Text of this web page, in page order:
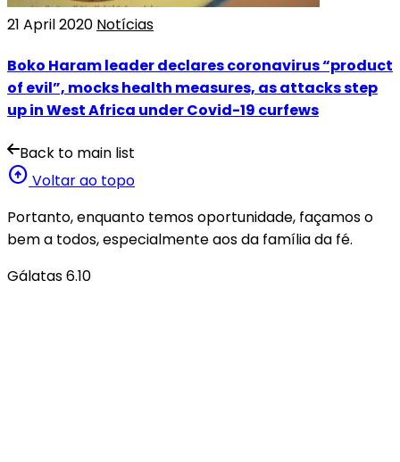
21 April 2020 Notícias
Boko Haram leader declares coronavirus “product
of evil”, mocks health measures, as attacks step
up in West Africa under Covid-19 curfews
Back to main list
arrow_circle_up Voltar ao topo
Portanto, enquanto temos oportunidade, façamos o
bem a todos, especialmente aos da família da fé.
Gálatas 6.10